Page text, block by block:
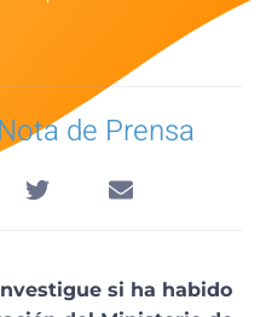
de Prensa
si ha habido